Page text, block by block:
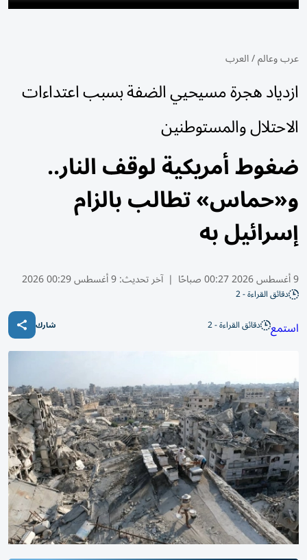
عرب وعالم/العرب
ازدياد هجرة مسيحيي الضفة بسبب اعتداءات
الاحتلال والمستوطنين
ضغوط أمريكية لوقف النار..
و«حماس» تطالب بالزام
إسرائيل به
9 أغسطس 2026 00:27 صباحًا | آخر تحديث:9 أغسطس 00:29 2026
دقائق القراءة - 2
استمع دقائق القراءة - 2 شارك